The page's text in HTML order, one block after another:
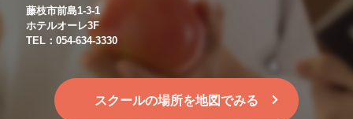
藤枝市前島1-3-1
ホテルオーレ3F
TEL：054-634-3330
スクールの場所を地図でみる